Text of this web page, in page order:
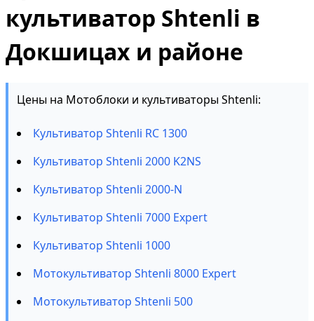
культиватор Shtenli в
Докшицах и районе
Цены на Мотоблоки и культиваторы Shtenli:
Культиватор Shtenli RC 1300
Культиватор Shtenli 2000 K2NS
Культиватор Shtenli 2000-N
Культиватор Shtenli 7000 Expert
Культиватор Shtenli 1000
Мотокультиватор Shtenli 8000 Expert
Мотокультиватор Shtenli 500